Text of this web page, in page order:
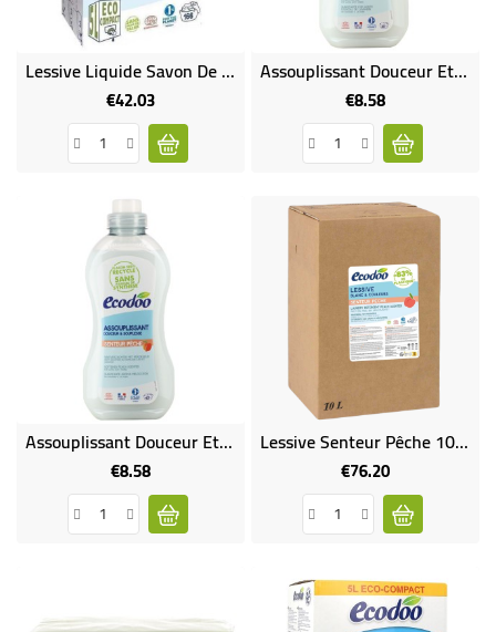
Lessive Liquide Savon De Marseille - 5 L
€42.03Price
Assouplissant Douceur Et Souplesse Lavandin Sans Parfum De Synthèse
€8.58Price
Assouplissant Douceur Et Souplesse Senteur Pêche Sans Parfum De Synthèse
€8.58Price
Lessive Senteur Pêche 100% Naturelle - 10 L
€76.20Price